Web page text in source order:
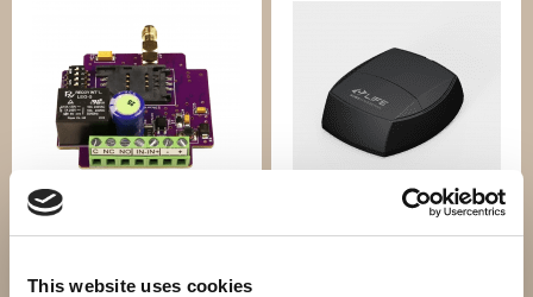
This website uses cookies
GSM Modul 4G
4 180 kr